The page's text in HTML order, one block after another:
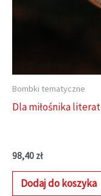
Bombki tematyczne
Dla miłośnika
98,40 zł
Dodaj do koszyka